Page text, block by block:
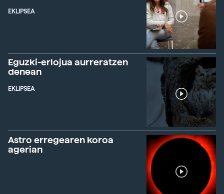
EKLIPSEA
Eguzki-erlojua aurreratzen
denean
EKLIPSEA
Astro erregearen koroa
agerian